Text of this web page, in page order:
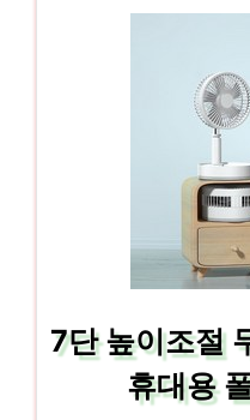
7단 높이조절
휴대용